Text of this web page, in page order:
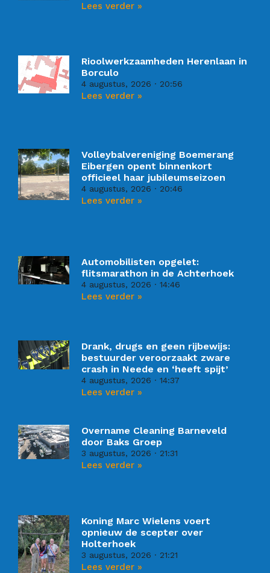
Lees verder »
Rioolwerkzaamheden Herenlaan in
Borculo
4 augustus, 2026 20:56
Lees verder »
Volleybalvereniging Boemerang
Eibergen opent binnenkort
officieel haar jubileumseizoen
4 augustus, 2026 20:46
Lees verder »
Automobilisten opgelet:
flitsmarathon in de Achterhoek
4 augustus, 2026 14:46
Lees verder »
Drank, drugs en geen rijbewijs:
bestuurder veroorzaakt zware
crash in Neede en ‘heeft spijt’
4 augustus, 2026 14:37
Lees verder »
Overname Cleaning Barneveld
door Baks Groep
3 augustus, 2026 21:31
Lees verder »
Koning Marc Wielens voert
opnieuw de scepter over
Holterhoek
3 augustus, 2026 21:21
Lees verder »